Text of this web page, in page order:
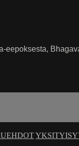
eepoksesta,